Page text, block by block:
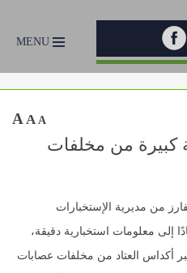
MENU
A A A
كبيرة من مخلفات
من مديرية الإستخبارات
إلى معلومات استخبارية دقيقة،
أكداس العتاد من مخلفات عصابات